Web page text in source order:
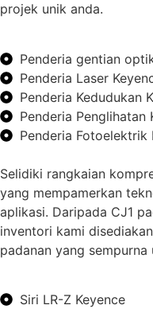
projek unik anda.
Penderia gentian
Penderia Laser
Penderia Kedudukan
Penderia Penglihatan
Penderia Fotoelektrik
Selidiki rangkaian
yang mempamerkan
aplikasi. Daripada CJ1
inventori kami
padanan yang
Siri LR-Z Keyence